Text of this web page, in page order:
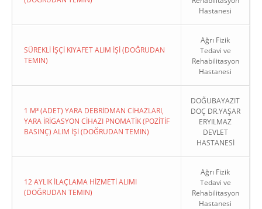
Hastanesi
SÜREKLİ İŞÇİ KIYAFET ALIM İŞİ (DOĞRUDAN
TEMIN)
Ağrı Fizik
Tedavi ve
Rehabilitasyon
Hastanesi
1 M³ (ADET) YARA DEBRİDMAN CİHAZLARI,
YARA İRİGASYON CİHAZI PNOMATİK (POZİTİF
BASINÇ) ALIM İŞİ (DOĞRUDAN TEMIN)
DOĞUBAYAZIT
DOÇ DR.YAŞAR
ERYILMAZ
DEVLET
HASTANESİ
12 AYLIK İLAÇLAMA HİZMETİ ALIMI
(DOĞRUDAN TEMIN)
Ağrı Fizik
Tedavi ve
Rehabilitasyon
Hastanesi